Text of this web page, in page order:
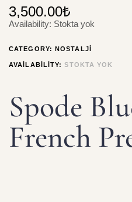
3,500.00₺
Availability: Stokta yok
CATEGORY: NOSTALJI
AVAILABILITY:STOKTA YOK
Spode
French